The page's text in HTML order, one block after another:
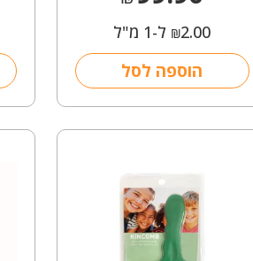
₪2.00 ל-1 מ"ל
הוספה לסל